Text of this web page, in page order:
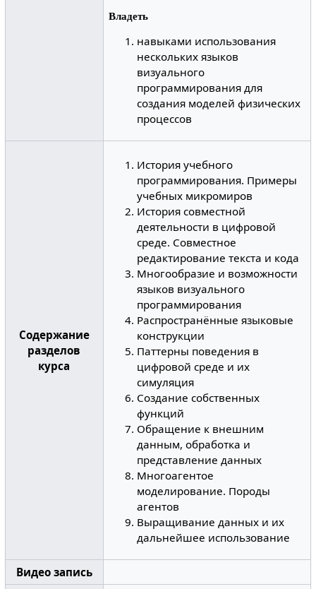
Владеть
навыками использования
нескольких языков
визуального
программирования для
создания моделей физических
процессов
Содержание
разделов
курса
История учебного
программирования. Примеры
учебных микромиров
История совместной
деятельности в цифровой
среде. Совместное
редактирование текста и кода
Многообразие и возможности
языков визуального
программирования
Распространённые языковые
конструкции
Паттерны поведения в
цифровой среде и их
симуляция
Создание собственных
функций
Обращение к внешним
данным, обработка и
представление данных
Многоагентое
моделирование. Породы
агентов
Выращивание данных и их
дальнейшее использование
Видео запись